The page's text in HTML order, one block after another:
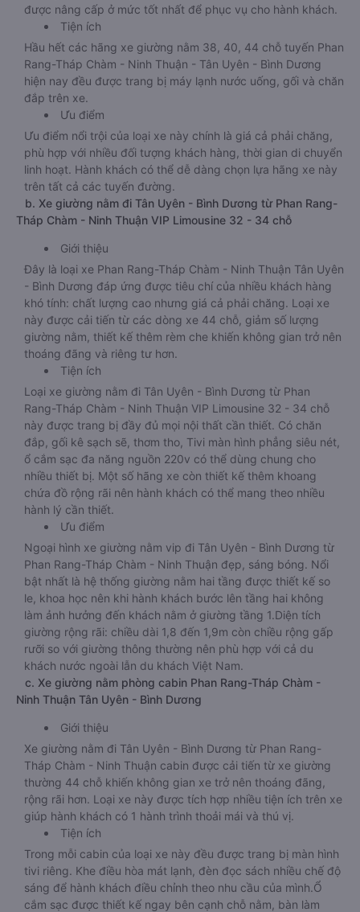
được nâng cấp ở mức tốt nhất để phục vụ cho hành khách.
Tiện ích
Hầu hết các hãng xe giường nằm 38, 40, 44 chỗ tuyến Phan
Rang-Tháp Chàm - Ninh Thuận - Tân Uyên - Bình Dương
hiện nay đều được trang bị máy lạnh nước uống, gối và chăn
đắp trên xe.
Ưu điểm
Ưu điểm nổi trội của loại xe này chính là giá cả phải chăng,
phù hợp với nhiều đối tượng khách hàng, thời gian di chuyển
linh hoạt. Hành khách có thể dễ dàng chọn lựa hãng xe này
trên tất cả các tuyến đường.
b. Xe giường nằm đi Tân Uyên - Bình Dương từ Phan Rang-
Tháp Chàm - Ninh Thuận VIP Limousine 32 - 34 chỗ
Giới thiệu
Đây là loại xe Phan Rang-Tháp Chàm - Ninh Thuận Tân Uyên
- Bình Dương đáp ứng được tiêu chí của nhiều khách hàng
khó tính: chất lượng cao nhưng giá cả phải chăng. Loại xe
này được cải tiến từ các dòng xe 44 chỗ, giảm số lượng
giường nằm, thiết kế thêm rèm che khiến không gian trở nên
thoáng đãng và riêng tư hơn.
Tiện ích
Loại xe giường nằm đi Tân Uyên - Bình Dương từ Phan
Rang-Tháp Chàm - Ninh Thuận VIP Limousine 32 - 34 chỗ
này được trang bị đầy đủ mọi nội thất cần thiết. Có chăn
đắp, gối kê sạch sẽ, thơm tho, Tivi màn hình phẳng siêu nét,
ổ cắm sạc đa năng nguồn 220v có thể dùng chung cho
nhiều thiết bị. Một số hãng xe còn thiết kế thêm khoang
chứa đồ rộng rãi nên hành khách có thể mang theo nhiều
hành lý cần thiết.
Ưu điểm
Ngoại hình xe giường nằm vip đi Tân Uyên - Bình Dương từ
Phan Rang-Tháp Chàm - Ninh Thuận đẹp, sáng bóng. Nổi
bật nhất là hệ thống giường nằm hai tầng được thiết kế so
le, khoa học nên khi hành khách bước lên tầng hai không
làm ảnh hưởng đến khách nằm ở giường tầng 1.Diện tích
giường rộng rãi: chiều dài 1,8 đến 1,9m còn chiều rộng gấp
rưỡi so với giường thông thường nên phù hợp với cả du
khách nước ngoài lẫn du khách Việt Nam.
c. Xe giường nằm phòng cabin Phan Rang-Tháp Chàm -
Ninh Thuận Tân Uyên - Bình Dương
Giới thiệu
Xe giường nằm đi Tân Uyên - Bình Dương từ Phan Rang-
Tháp Chàm - Ninh Thuận cabin được cải tiến từ xe giường
thường 44 chỗ khiến không gian xe trở nên thoáng đãng,
rộng rãi hơn. Loại xe này được tích hợp nhiều tiện ích trên xe
giúp hành khách có 1 hành trình thoải mái và thú vị.
Tiện ích
Trong mỗi cabin của loại xe này đều được trang bị màn hình
tivi riêng. Khe điều hòa mát lạnh, đèn đọc sách nhiều chế độ
sáng để hành khách điều chỉnh theo nhu cầu của mình.Ổ
cắm sạc được thiết kế ngay bên cạnh chỗ nằm, bàn làm